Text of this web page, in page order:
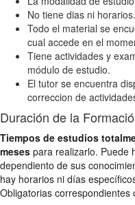
No tiene dias ni horarios.
Todo el material se
cual accede en el
Tiene actividades y
módulo de estudio.
El tutor se encuentra
correccion de
Duración de la
Tiempos de estudios
meses para realizarlo. Puede
dependiento de sus
hay horarios ni días
Obligatorias correspondientes